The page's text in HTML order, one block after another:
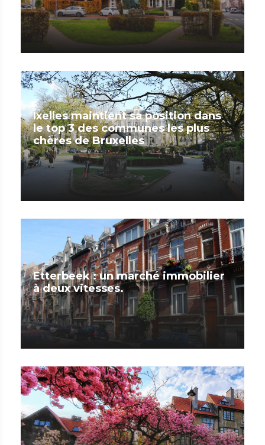
Ixelles maintient sa position dans
le top 3 des communes les plus
chères de Bruxelles
Etterbeek : un marché immobilier
à deux vitesses.